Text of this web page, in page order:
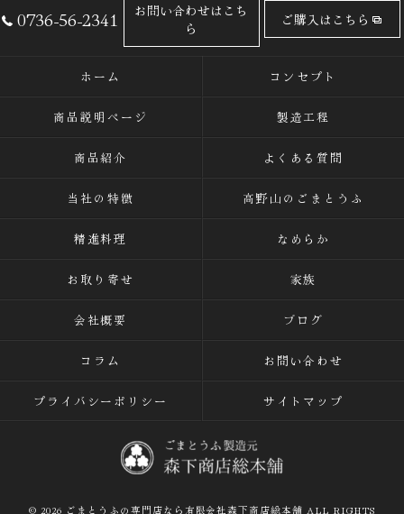
0736-56-2341
お問い合わせはこち
ら
ご購入はこちら
ホーム コンセプト
商品説明ページ 製造工程
商品紹介 よくある質問
当社の特徴 高野山のごまとうふ
精進料理 なめらか
お取り寄せ 家族
会社概要 ブログ
コラム お問い合わせ
プライバシーポリシー サイトマップ
© 2026 ごまとうふの専門店なら有限会社森下商店総本舗 ALL RIGHTS